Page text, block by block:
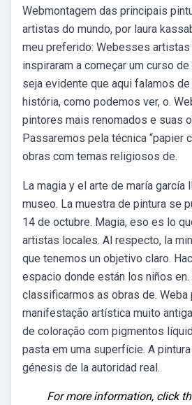
Webmontagem das principais
artistas do mundo, por laura
meu preferido: Webesses
inspiraram a começar um curso
seja evidente que aqui falamos
história, como podemos ver, o.
pintores mais renomados e suas
Passaremos pela técnica “papier
obras com temas religiosos de.
La magia y el arte de maría garcía
museo. La muestra de pintura se
14 de octubre. Magia, eso es lo
artistas locales. Al respecto, la
que tenemos un objetivo claro.
espacio donde están los niños
classificarmos as obras de. Weba
manifestação artística muito
de coloração com pigmentos
pasta em uma superfície. A
génesis de la autoridad real.
For more information, click